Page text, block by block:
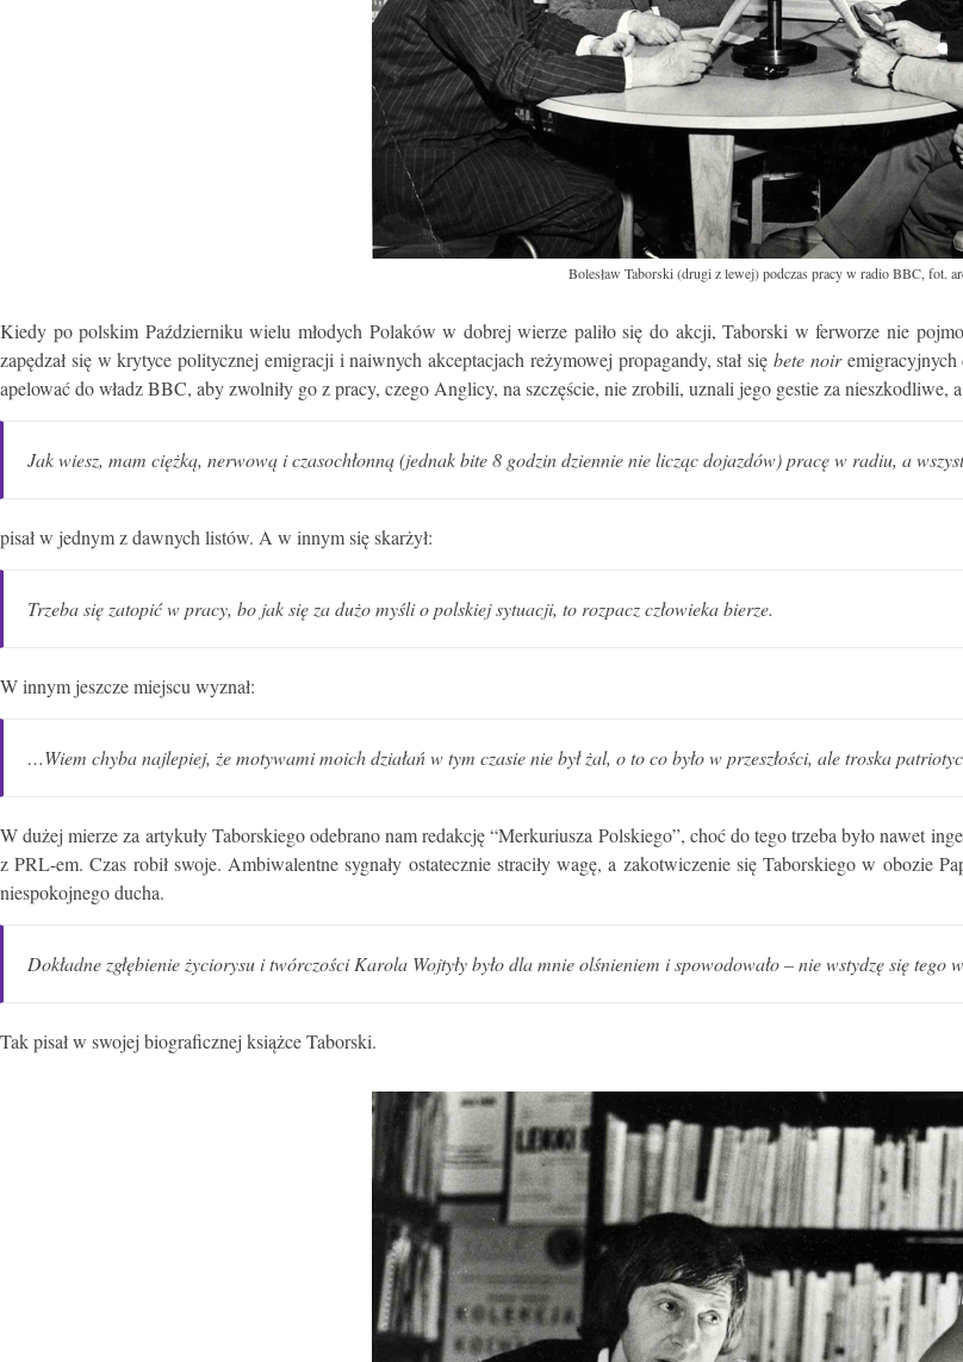
Bolesław Taborski (drugi z lewej) podczas pracy w radio BBC, fot.
Kiedy po polskim Październiku wielu młodych Polaków w dobrej wierze paliło się do akcji, Taborski w ferworze nie
zapędzał się w krytyce politycznej emigracji i naiwnych akceptacjach reżymowej propagandy, stał się bete noiremigracyjnych
apelować do władz BBC, aby zwolniły go z pracy, czego Anglicy, na szczęście, nie zrobili, uznali jego gestie za nieszkodliwe,
Jak wiesz, mam ciężką, nerwową i czasochłonną (jednak bite 8 godzin dziennie nie licząc dojazdów) pracę w radiu, a
pisał w jednym z dawnych listów. A w innym się skarżył:
Trzeba się zatopić w pracy, bo jak się za dużo myśli o polskiej sytuacji, to rozpacz człowieka bierze.
W innym jeszcze miejscu wyznał:
…Wiem chyba najlepiej, że motywami moich działań w tym czasie nie był żal, o to co było w przeszłości, ale troska
W dużej mierze za artykuły Taborskiego odebrano nam redakcję “Merkuriusza Polskiego”, choć do tego trzeba było nawet
z PRL-em. Czas robił swoje. Ambiwalentne sygnały ostatecznie straciły wagę, a zakotwiczenie się Taborskiego w obozie
niespokojnego ducha.
Dokładne zgłębienie życiorysu i twórczości Karola Wojtyły było dla mnie olśnieniem i spowodowało – nie wstydzę się tego
Tak pisał w swojej biograficznej książce Taborski.